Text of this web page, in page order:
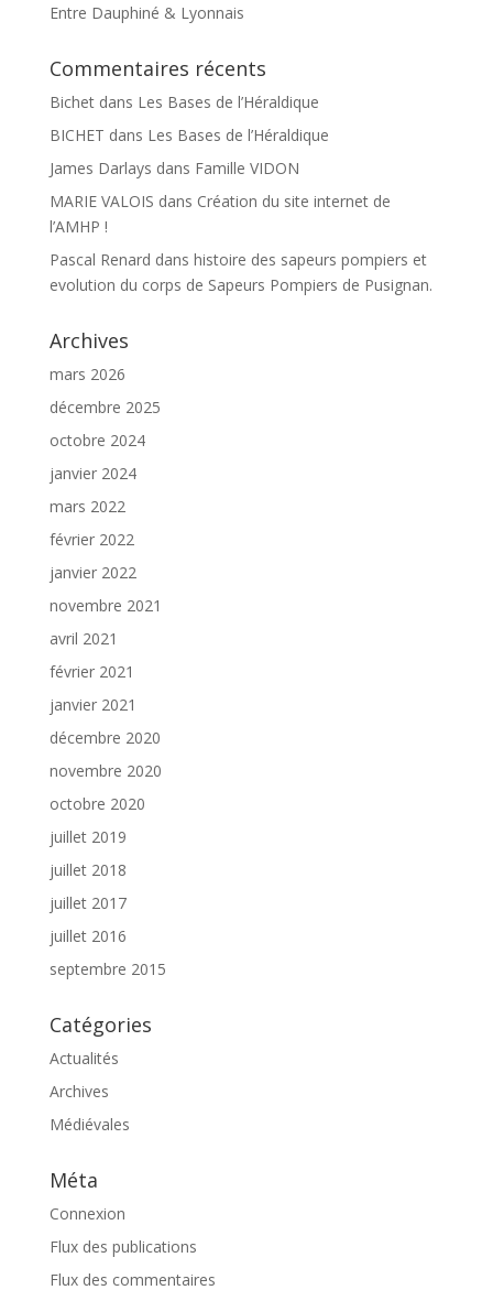
Entre Dauphiné & Lyonnais
Commentaires récents
Bichetdans Les Bases de l’Héraldique
BICHET dans Les Bases de l’Héraldique
James Darlays dans Famille VIDON
MARIE VALOIS dans Création du site internet de
l’AMHP !
Pascal Renard dans histoire des sapeurs pompiers et
evolution du corps de Sapeurs Pompiers de Pusignan.
Archives
mars 2026
décembre 2025
octobre 2024
janvier 2024
mars 2022
février 2022
janvier 2022
novembre 2021
avril 2021
février 2021
janvier 2021
décembre 2020
novembre 2020
octobre 2020
juillet 2019
juillet 2018
juillet 2017
juillet 2016
septembre 2015
Catégories
Actualités
Archives
Médiévales
Méta
Connexion
Flux des publications
Flux des commentaires